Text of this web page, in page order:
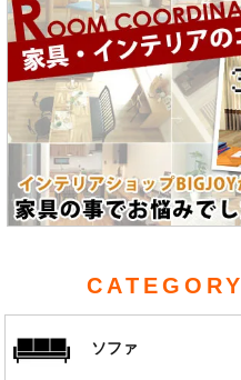
CATEGORY
ソファ